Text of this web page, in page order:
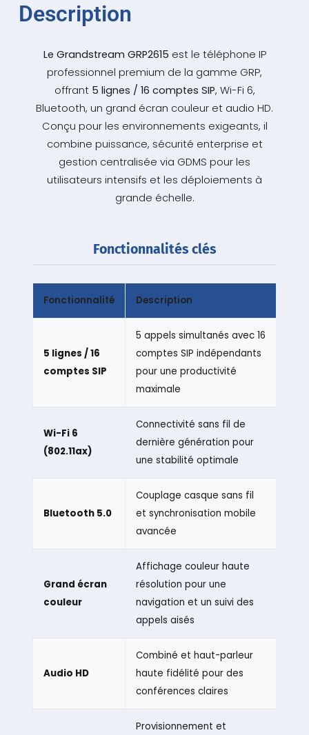
Description
Le Grandstream GRP2615 est le téléphone IP
professionnel premium de la gamme GRP,
offrant 5 lignes / 16 comptes SIP, Wi-Fi 6,
Bluetooth, un grand écran couleur et audio HD.
Conçu pour les environnements exigeants, il
combine puissance, sécurité enterprise et
gestion centralisée via GDMS pour les
utilisateurs intensifs et les déploiements à
grande échelle.
Fonctionnalités clés
Fonctionnalité Description
5 lignes / 16
comptes SIP
5 appels simultanés avec 16
comptes SIP indépendants
pour une productivité
maximale
Wi-Fi 6
(802.11ax)
Connectivité sans fil de
dernière génération pour
une stabilité optimale
Bluetooth 5.0
Couplage casque sans fil
et synchronisation mobile
avancée
Grand écran
couleur
Affichage couleur haute
résolution pour une
navigation et un suivi des
appels aisés
Audio HD
Combiné et haut-parleur
haute fidélité pour des
conférences claires
Provisionnement et